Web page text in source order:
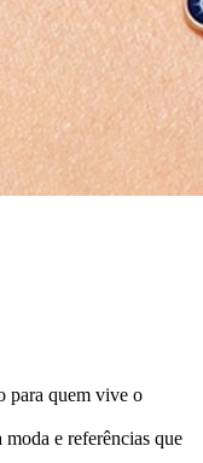
para quem vive o
e referências que